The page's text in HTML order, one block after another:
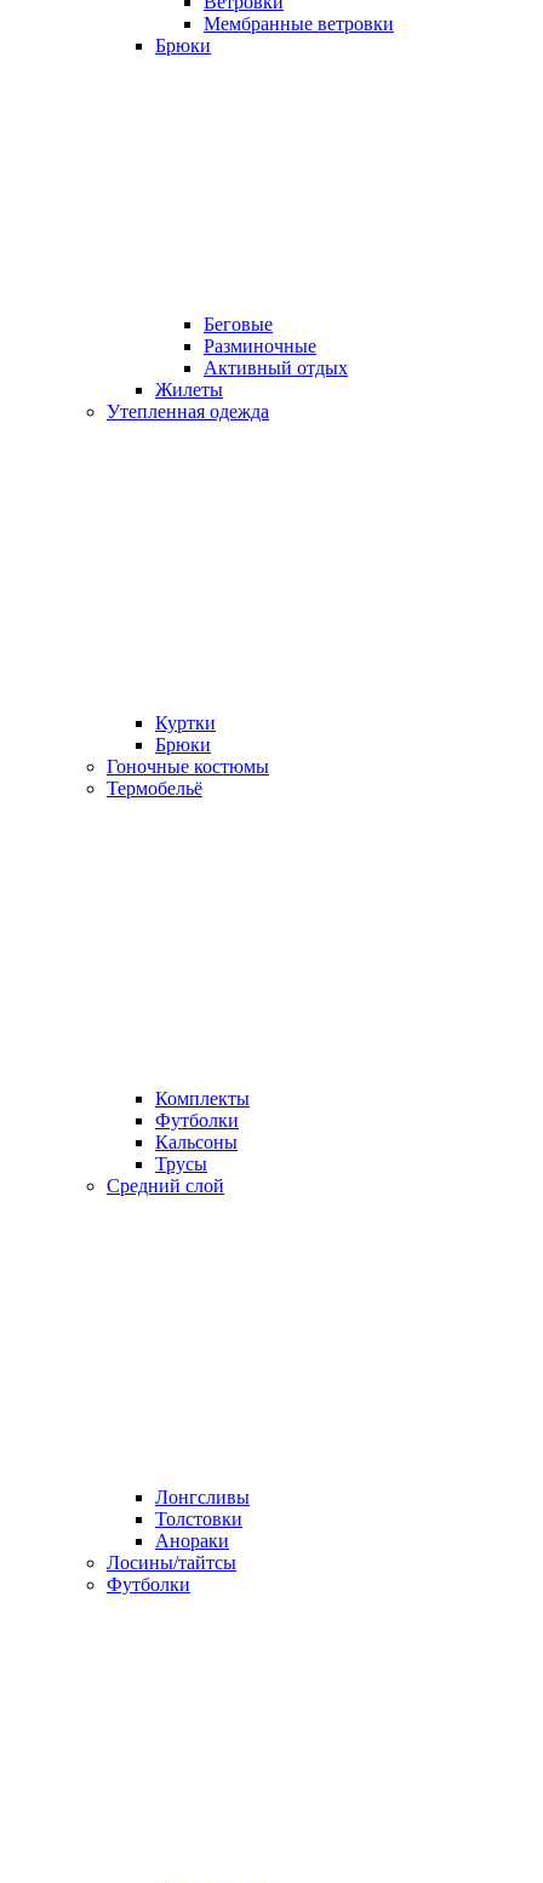
Мембранные ветровки
Брюки
Беговые
Разминочные
Активный отдых
Жилеты
Утепленная одежда
Куртки
Брюки
Гоночные костюмы
Термобельё
Комплекты
Футболки
Кальсоны
Трусы
Средний слой
Лонгсливы
Толстовки
Анораки
Лосины/тайтсы
Футболки